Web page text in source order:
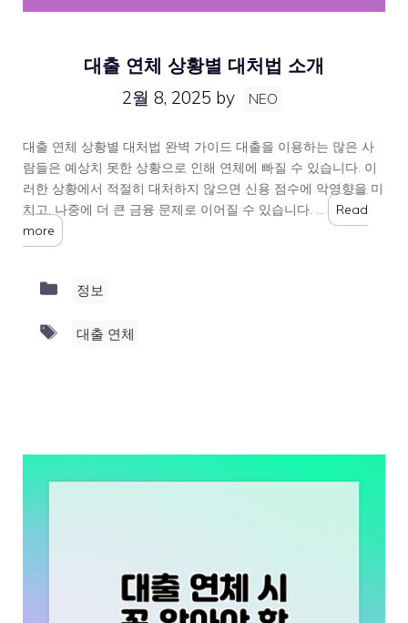
대출 연체 상황별 대처법 소개
2월 8, 2025 by NEO
대출 연체 상황별 대처법 완벽 가이드 대출을 이용하는 많은 사
람들은 예상치 못한 상황으로 인해 연체에 빠질 수 있습니다. 이
러한 상황에서 적절히 대처하지 않으면 신용 점수에 악영향을 미
치고, 나중에 더 큰 금융 문제로 이어질 수 있습니다. …
Read
more
Categories
정보
Tags
대출 연체